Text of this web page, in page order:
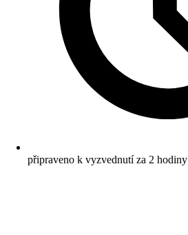
připraveno k vyzvednutí za 2 hodiny